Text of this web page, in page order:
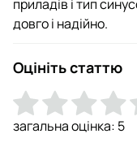
приладів і тип
довго і надійно.
Оцініть статтю
загальна оцінка: 5